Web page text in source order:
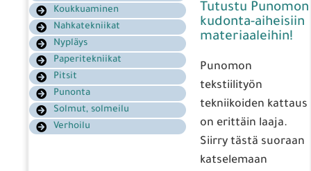
Koukkuaminen
Nahkatekniikat
Nypläys
Paperitekniikat
Pitsit
Punonta
Solmut, solmeilu
Verhoilu
Tutustu Punomon
kudonta-aiheisiin
materiaaleihin!
Punomon
tekstiilityön
tekniikoiden kattaus
on erittäin laaja.
Siirry tästä suoraan
katselemaan